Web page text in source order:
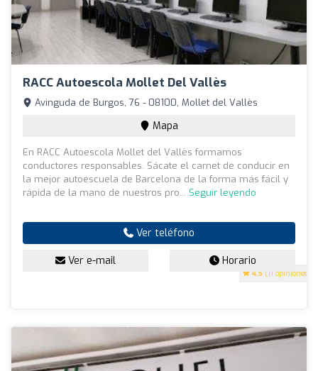
RACC Autoescola Mollet Del Vallès
4.5 (11 opiniones)
Avinguda de Burgos, 76 - 08100, Mollet del Vallès
Mapa
En RACC Autoescola Mollet del Vallès formamos
conductores responsables. Sácate el carnet de conducir en
la mejor autoescuela de Barcelona de la forma más fácil y
rápida de la mano de nuestros pro... Seguir leyendo
Ver teléfono
Ver e-mail Horario